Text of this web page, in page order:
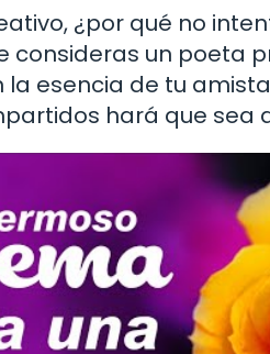
¿por qué no
consideras un poeta
la esencia de tu
hará que sea